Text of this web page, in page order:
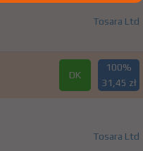
Tosara Ltd
DK
100%
31,45 zł
Tosara Ltd